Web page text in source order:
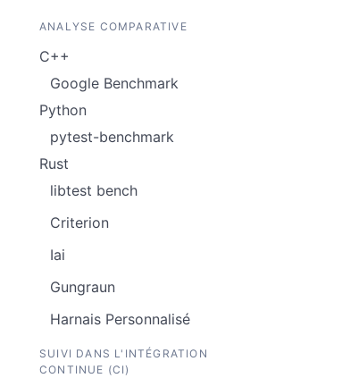
ANALYSE COMPARATIVE
C++
Google Benchmark
Python
pytest-benchmark
Rust
libtest bench
Criterion
Iai
Gungraun
Harnais Personnalisé
SUIVI DANS L'INTÉGRATION
CONTINUE (CI)